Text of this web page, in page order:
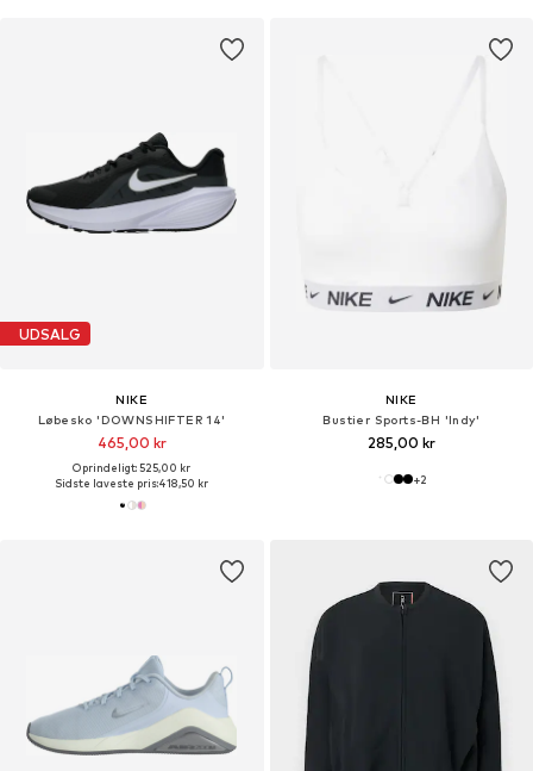
UDSALG
NIKE
Løbesko 'DOWNSHIFTER 14'
465,00 kr
Oprindeligt: 525,00 kr
Sidste laveste pris:418,50 kr
NIKE
Bustier Sports-BH 'Indy'
285,00 kr
+2